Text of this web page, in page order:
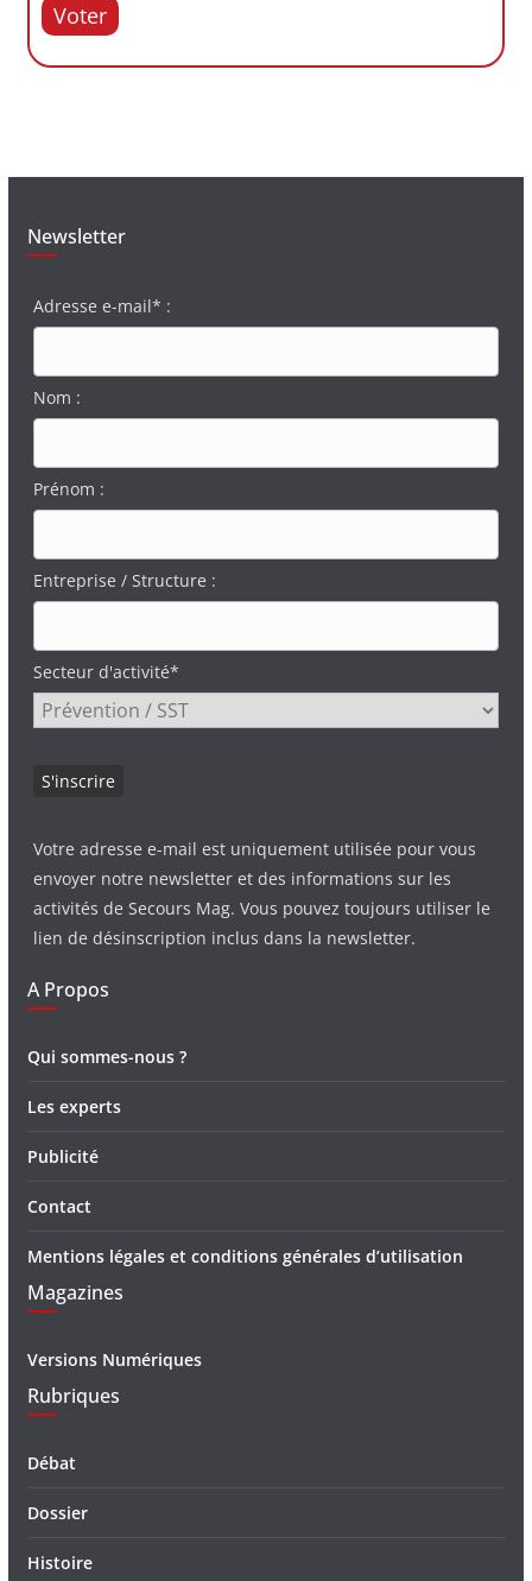
Voter
Newsletter
Adresse e-mail* :
Nom :
Prénom :
Entreprise / Structure :
Secteur d'activité*
Votre adresse e-mail est uniquement utilisée pour vous
envoyer notre newsletter et des informations sur les
activités de Secours Mag. Vous pouvez toujours utiliser le
lien de désinscription inclus dans la newsletter.
A Propos
Qui sommes-nous ?
Les experts
Publicité
Contact
Mentions légales et conditions générales d’utilisation
Magazines
Versions Numériques
Rubriques
Débat
Dossier
Histoire